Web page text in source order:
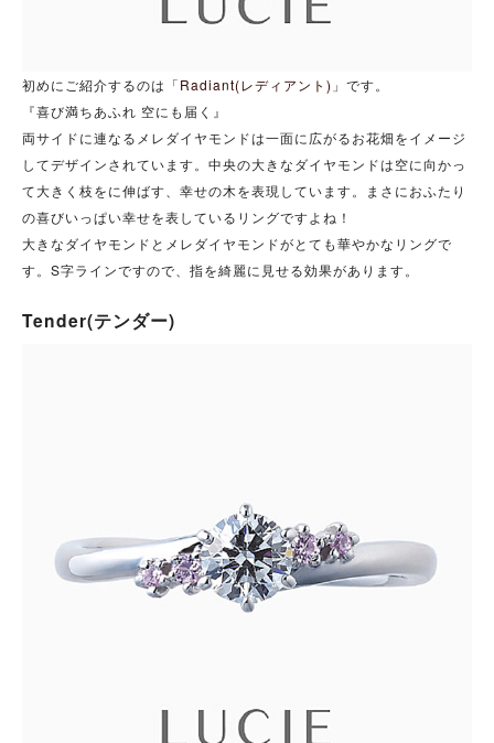
初めにご紹介するのは「Radiant(レディアント) 」です。
『喜び満ちあふれ 空にも届く』
両サイドに連なるメレダイヤモンドは一面に広がるお花畑をイメージ
してデザインされています。中央の大きなダイヤモンドは空に向かっ
て大きく枝をに伸ばす、幸せの木を表現しています。まさにおふたり
の喜びいっぱい幸せを表しているリングですよね！
大きなダイヤモンドとメレダイヤモンドがとても華やかなリングで
す。S字ラインですので、指を綺麗に見せる効果があります。
Tender(テンダー)